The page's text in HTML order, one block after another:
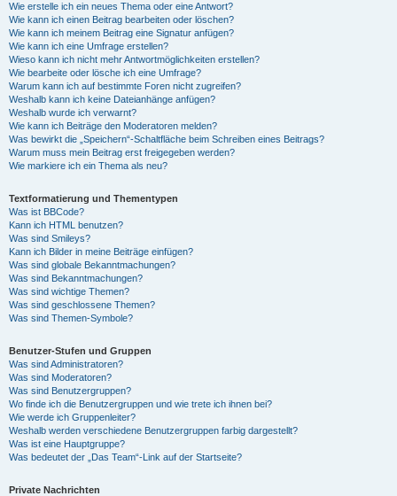
Wie erstelle ich ein neues Thema oder eine Antwort?
Wie kann ich einen Beitrag bearbeiten oder löschen?
Wie kann ich meinem Beitrag eine Signatur anfügen?
Wie kann ich eine Umfrage erstellen?
Wieso kann ich nicht mehr Antwortmöglichkeiten erstellen?
Wie bearbeite oder lösche ich eine Umfrage?
Warum kann ich auf bestimmte Foren nicht zugreifen?
Weshalb kann ich keine Dateianhänge anfügen?
Weshalb wurde ich verwarnt?
Wie kann ich Beiträge den Moderatoren melden?
Was bewirkt die „Speichern“-Schaltfläche beim Schreiben eines Beitrags?
Warum muss mein Beitrag erst freigegeben werden?
Wie markiere ich ein Thema als neu?
Textformatierung und Thementypen
Was ist BBCode?
Kann ich HTML benutzen?
Was sind Smileys?
Kann ich Bilder in meine Beiträge einfügen?
Was sind globale Bekanntmachungen?
Was sind Bekanntmachungen?
Was sind wichtige Themen?
Was sind geschlossene Themen?
Was sind Themen-Symbole?
Benutzer-Stufen und Gruppen
Was sind Administratoren?
Was sind Moderatoren?
Was sind Benutzergruppen?
Wo finde ich die Benutzergruppen und wie trete ich ihnen bei?
Wie werde ich Gruppenleiter?
Weshalb werden verschiedene Benutzergruppen farbig dargestellt?
Was ist eine Hauptgruppe?
Was bedeutet der „Das Team“-Link auf der Startseite?
Private Nachrichten